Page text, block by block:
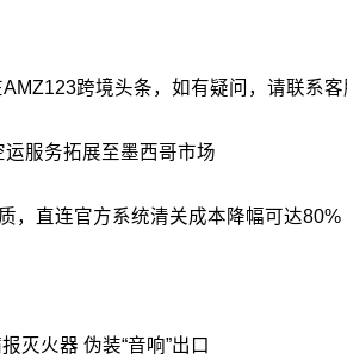
跨境头条，如有疑问，请联系
服务拓展至墨西哥市场
，直连官方系统清关成本降幅可达80%
灭火器 伪装“音响”出口